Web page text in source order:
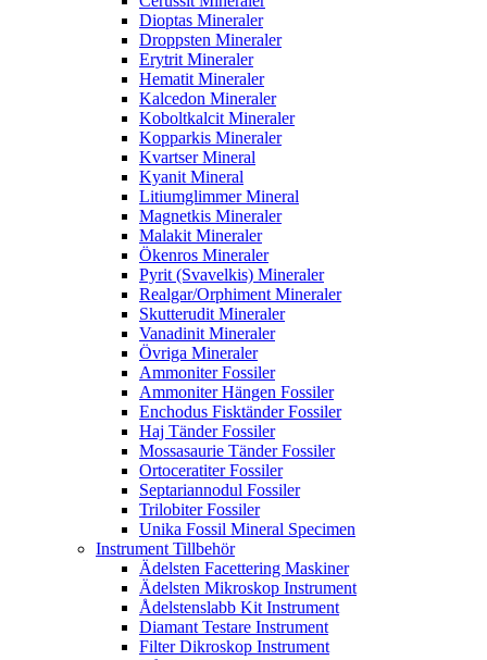
Dioptas Mineraler
Droppsten Mineraler
Erytrit Mineraler
Hematit Mineraler
Kalcedon Mineraler
Koboltkalcit Mineraler
Kopparkis Mineraler
Kvartser Mineral
Kyanit Mineral
Litiumglimmer Mineral
Magnetkis Mineraler
Malakit Mineraler
Ökenros Mineraler
Pyrit (Svavelkis) Mineraler
Realgar/Orphiment Mineraler
Skutterudit Mineraler
Vanadinit Mineraler
Övriga Mineraler
Ammoniter Fossiler
Ammoniter Hängen Fossiler
Enchodus Fisktänder Fossiler
Haj Tänder Fossiler
Mossasaurie Tänder Fossiler
Ortoceratiter Fossiler
Septariannodul Fossiler
Trilobiter Fossiler
Unika Fossil Mineral Specimen
Instrument Tillbehör
Ädelsten Facettering Maskiner
Ädelsten Mikroskop Instrument
Ådelstenslabb Kit Instrument
Diamant Testare Instrument
Filter Dikroskop Instrument